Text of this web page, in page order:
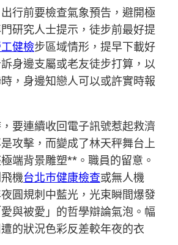
行前要檢查氣象預告，避開極
研究人士提示，徒步前最好提
健檢步區域情形，提早下載好
身邊支屬或老友徒步打算，以
，身邊知戀人可以或許實時報
要連續收回電子訊號惹起救濟
攻擊，而變成了林天秤舞台上
端背景雕塑**。職員的留意。
機台北巿健康檢查或無人機
圓規刺中藍光，光束瞬間爆發
與被愛」的哲學辯論氣泡。幅
的狀況色彩反差較年夜的衣